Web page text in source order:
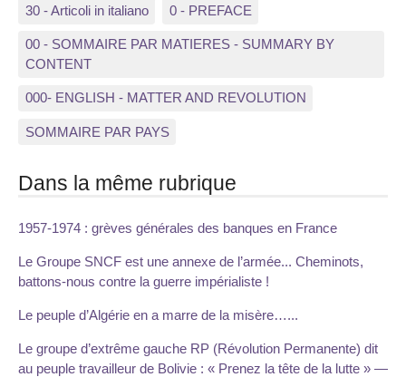
30 - Articoli in italiano 0 - PREFACE
00 - SOMMAIRE PAR MATIERES - SUMMARY BY
CONTENT
000- ENGLISH - MATTER AND REVOLUTION
SOMMAIRE PAR PAYS
Dans la même rubrique
1957-1974 : grèves générales des banques en France
Le Groupe SNCF est une annexe de l’armée... Cheminots,
battons-nous contre la guerre impérialiste !
Le peuple d’Algérie en a marre de la misère…...
Le groupe d’extrême gauche RP (Révolution Permanente) dit
au peuple travailleur de Bolivie : « Prenez la tête de la lutte » —